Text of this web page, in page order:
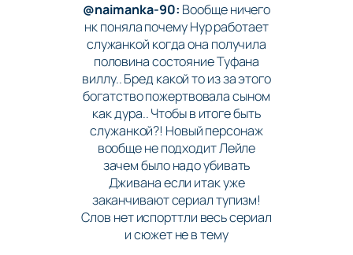
@naimanka-90: Вообще ничего
нк поняла почему Нур работает
служанкой когда она получила
половина состояние Туфана
виллу.. Бред какой то из за этого
богатство пожертвовала сыном
как дура.. Чтобы в итоге быть
служанкой?! Новый персонаж
вообще не подходит Лейле
зачем было надо убивать
Дживана если итак уже
заканчивают сериал тупизм!
Слов нет испорттли весь сериал
и сюжет не в тему